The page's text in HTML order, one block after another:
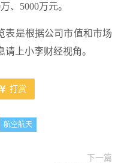
、5000万元。
表是根据公司市值和市场
上小李财经视角。
打赏
航空航天
下一篇